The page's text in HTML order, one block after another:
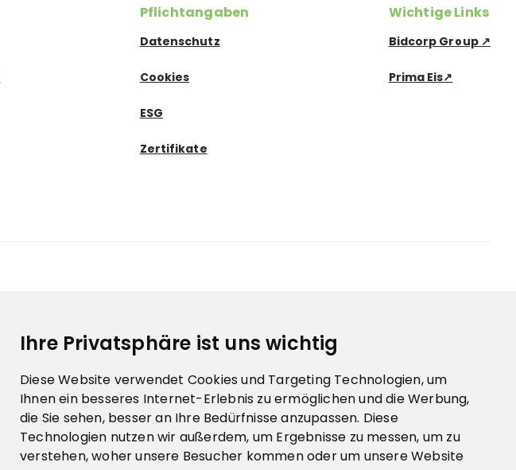
Ihre Privatsphäre ist uns wichtig
Diese Website verwendet Cookies und Targeting Technologien, um
Ihnen ein besseres Internet-Erlebnis zu ermöglichen und die Werbung,
die Sie sehen, besser an Ihre Bedürfnisse anzupassen. Diese
Technologien nutzen wir außerdem, um Ergebnisse zu messen, um zu
verstehen, woher unsere Besucher kommen oder um unsere Website
Pflichtangaben
Datenschutz
Cookies
ESG
Zertifikate
Wichtige Links
Bidcorp Group ↗
Prima Eis↗